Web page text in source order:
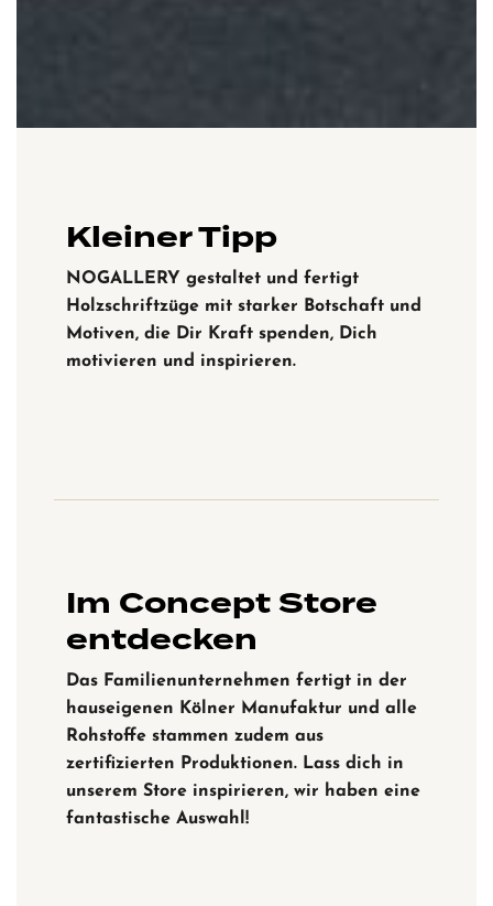
Kleiner Tipp
NOGALLERY gestaltet und fertigt
Holzschriftzüge mit starker Botschaft und
Motiven, die Dir Kraft spenden, Dich
motivieren und inspirieren.
Im Concept Store
entdecken
Das Familienunternehmen fertigt in der
hauseigenen Kölner Manufaktur und alle
Rohstoffe stammen zudem aus
zertifizierten Produktionen. Lass dich in
unserem Store inspirieren, wir haben eine
fantastische Auswahl!